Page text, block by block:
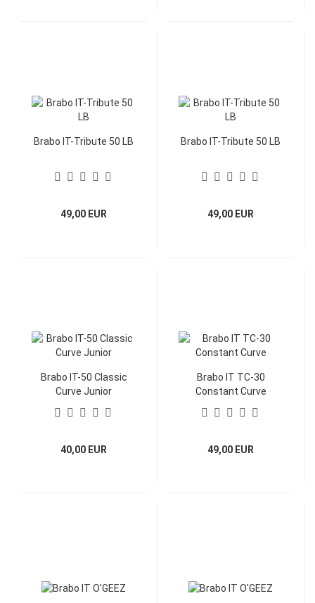
Brabo IT-Tribute 50 LB
49,00 EUR
Brabo IT-Tribute 50 LB
49,00 EUR
Brabo IT-50 Classic
Curve Junior
40,00 EUR
Brabo IT TC-30
Constant Curve
49,00 EUR